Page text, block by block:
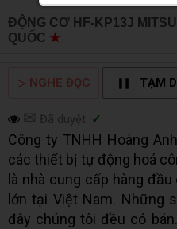
ĐỘNG CƠ HF-KP13J
QUỐC ★
▷ NGHE ĐỌC TẠM
✉ Đã duyệt: ✓
Công ty TNHH Hoàng
các thiết bị tự động hoá
là nhà cung cấp hàng
lớn tại Việt Nam. Những
đây chúng tôi đều có